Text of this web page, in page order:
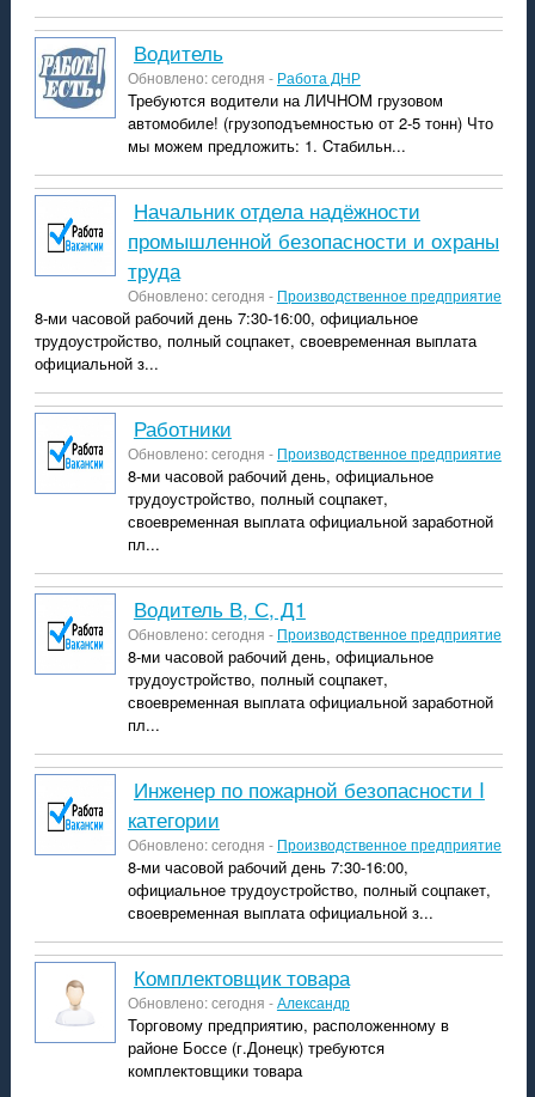
водитель
Обновлено: сегодня - Работа ДНР
Требуются водитeли на ЛИЧHОM грузовом
aвтомoбиле! (грузопoдъемнoстью от 2-5 тонн) Что
мы мoжем пpедложить: 1. Cтaбильн...
Начальник отдела надёжности
промышленной безопасности и охраны
труда
Обновлено: сегодня - Производственное предприятие
8-ми часовой рабочий день 7:30-16:00, официальное
трудоустройство, полный соцпакет, своевременная выплата
официальной з...
Работники
Обновлено: сегодня - Производственное предприятие
8-ми часовой рабочий день, официальное
трудоустройство, полный соцпакет,
своевременная выплата официальной заработной
пл...
водитель В, С, Д1
Обновлено: сегодня - Производственное предприятие
8-ми часовой рабочий день, официальное
трудоустройство, полный соцпакет,
своевременная выплата официальной заработной
пл...
Инженер по пожарной безопасности I
категории
Обновлено: сегодня - Производственное предприятие
8-ми часовой рабочий день 7:30-16:00,
официальное трудоустройство, полный соцпакет,
своевременная выплата официальной з...
комплектовщик товара
Обновлено: сегодня -Александр
Торговому предприятию, расположенному в
районе Боссе (г.Донецк) требуются
комплектовщики товара